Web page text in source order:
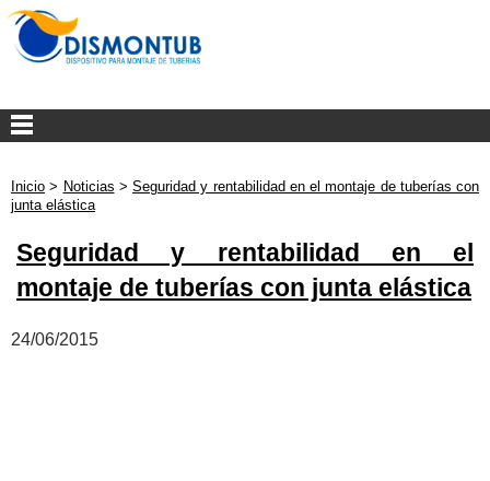
Inicio > Noticias > Seguridad y rentabilidad en el montaje de tuberías con
junta elástica
Seguridad y rentabilidad en el
montaje de tuberías con junta elástica
24/06/2015